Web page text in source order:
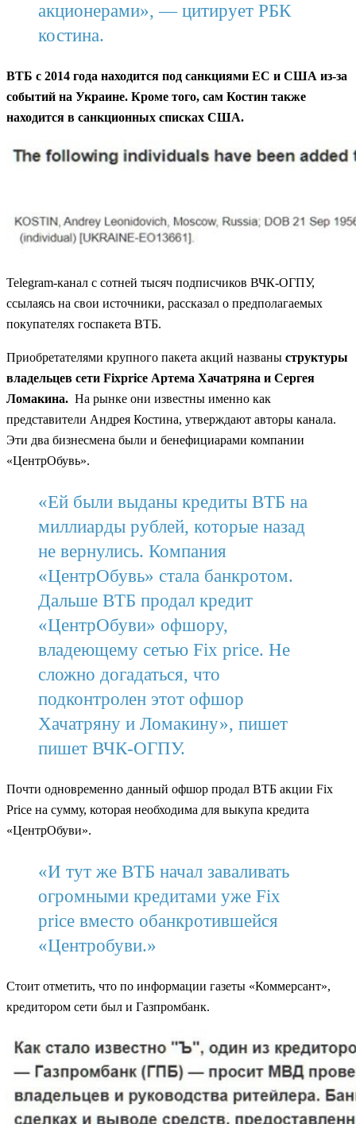
акционерами», — цитирует РБК
костина.
ВТБ с 2014 года находится под санкциями ЕС и США из-за
событий на Украине. Кроме того, сам Костин также
находится в санкционных списках США.
Telegram-канал с сотней тысяч подписчиков ВЧК-ОГПУ,
ссылаясь на свои источники, рассказал о предполагаемых
покупателях госпакета ВТБ.
Приобретателями крупного пакета акций названы структуры
владельцев сети Fixprice Артема Хачатряна и Сергея
Ломакина. На рынке они известны именно как
представители Андрея Костина, утверждают авторы канала.
Эти два бизнесмена были и бенефициарами компании
«ЦентрОбувь».
«Ей были выданы кредиты ВТБ на
миллиарды рублей, которые назад
не вернулись. Компания
«ЦентрОбувь» стала банкротом.
Дальше ВТБ продал кредит
«ЦентрОбуви» офшору,
владеющему сетью Fix price. Не
сложно догадаться, что
подконтролен этот офшор
Хачатряну и Ломакину», пишет
пишет ВЧК-ОГПУ.
Почти одновременно данный офшор продал ВТБ акции Fix
Рrice на сумму, которая необходима для выкупа кредита
«ЦентрОбуви».
«И тут же ВТБ начал заваливать
огромными кредитами уже Fix
price вместо обанкротившейся
«Центробуви.»
Стоит отметить, что по информации газеты «Коммерсант»,
кредитором сети был и Газпромбанк.